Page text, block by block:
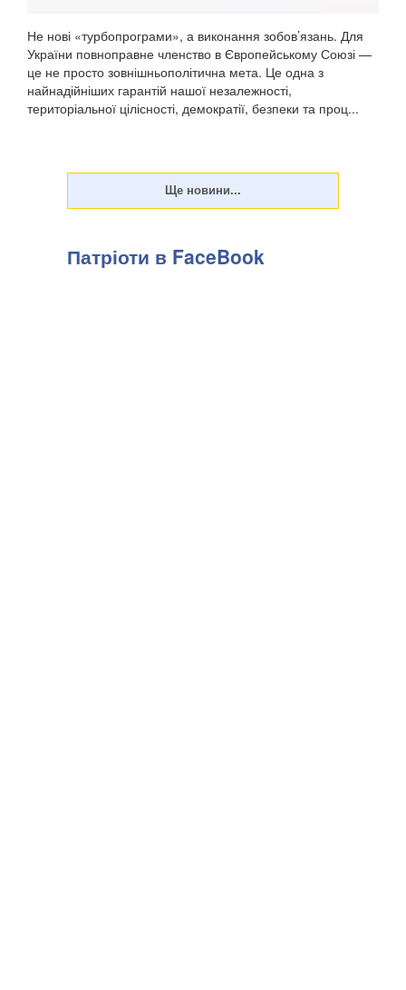
Не нові «турбопрограми», а виконання зобов’язань. Для
України повноправне членство в Європейському Союзі —
це не просто зовнішньополітична мета. Це одна з
найнадійніших гарантій нашої незалежності,
територіальної цілісності, демократії, безпеки та проц...
Патріоти в FaceBook